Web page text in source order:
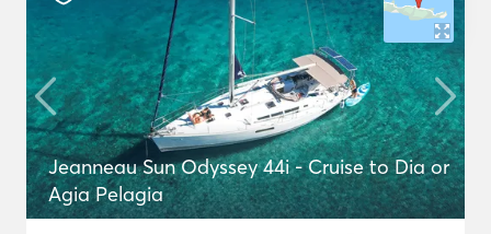
Jeanneau Sun Odyssey 44i - Cruise to Dia or
Agia Pelagia